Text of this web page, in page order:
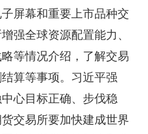
屏幕和重要上市品种交
强全球资源配置能力、
等情况介绍，了解交易
算等事项。习近平强
心目标正确、步伐稳
交易所要加快建成世界